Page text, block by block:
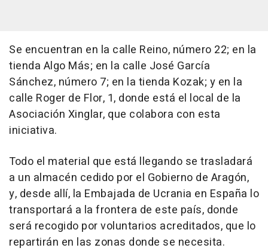
Se encuentran en la calle Reino, número 22; en la
tienda Algo Más; en la calle José García
Sánchez, número 7; en la tienda Kozak; y en la
calle Roger de Flor, 1, donde está el local de la
Asociación Xinglar, que colabora con esta
iniciativa.
Todo el material que está llegando se trasladará
a un almacén cedido por el Gobierno de Aragón,
y, desde allí, la Embajada de Ucrania en España lo
transportará a la frontera de este país, donde
será recogido por voluntarios acreditados, que lo
repartirán en las zonas donde se necesita.